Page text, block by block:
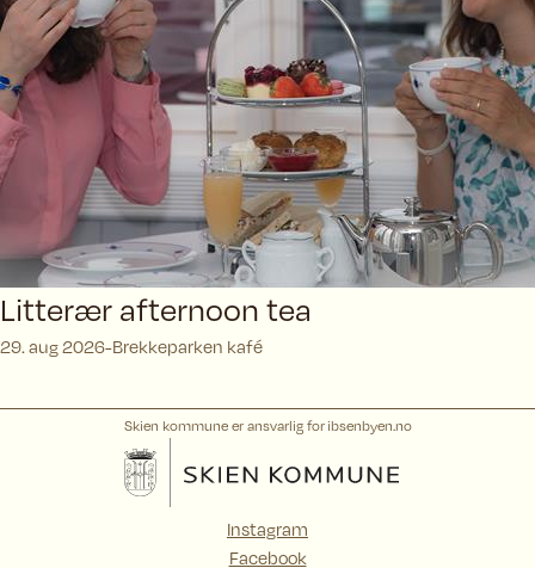
Litterær afternoon tea
29. aug 2026 Brekkeparken kafé
Skien kommune er ansvarlig for ibsenbyen.no
Instagram
Facebook